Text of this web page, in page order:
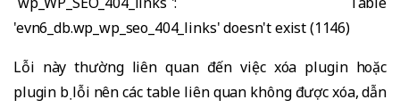
'evn6_db.wp_wp_seo_404_links' doesn't exist (1146)
Lỗi này thường liên quan đến việc xóa plugin hoặc
plugin bị lỗi nên các table liên quan không được xóa, dẫn